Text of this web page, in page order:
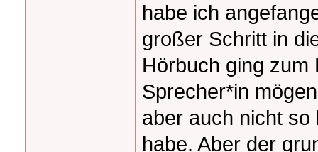
habe ich
großer Schritt in
Hörbuch ging zum
Sprecher*in
aber auch nicht
habe. Aber der